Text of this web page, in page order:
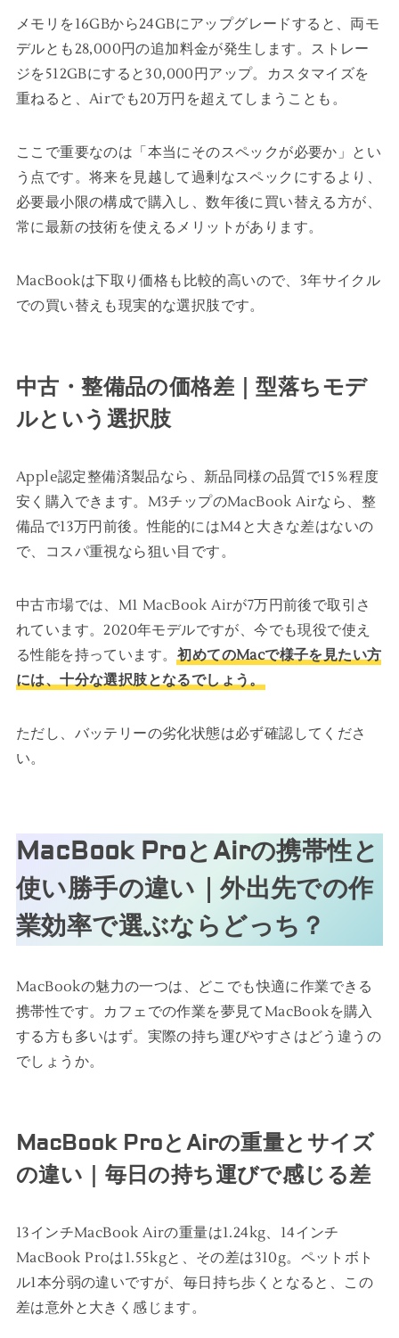
メモリを16GBから24GBにアップグレードすると、両モ
デルとも28,000円の追加料金が発生します。ストレー
ジを512GBにすると30,000円アップ。カスタマイズを
重ねると、Airでも20万円を超えてしまうことも。
ここで重要なのは「本当にそのスペックが必要か」とい
う点です。将来を見越して過剰なスペックにするより、
必要最小限の構成で購入し、数年後に買い替える方が、
常に最新の技術を使えるメリットがあります。
MacBookは下取り価格も比較的高いので、3年サイクル
での買い替えも現実的な選択肢です。
中古・整備品の価格差｜型落ちモデ
ルという選択肢
Apple認定整備済製品なら、新品同様の品質で15％程度
安く購入できます。M3チップのMacBook Airなら、整
備品で13万円前後。性能的にはM4と大きな差はないの
で、コスパ重視なら狙い目です。
中古市場では、M1 MacBook Airが7万円前後で取引さ
れています。2020年モデルですが、今でも現役で使え
る性能を持っています。初めてのMacで様子を見たい方
には、十分な選択肢となるでしょう。
ただし、バッテリーの劣化状態は必ず確認してくださ
い。
MacBook ProとAirの携帯性と
使い勝手の違い｜外出先での作
業効率で選ぶならどっち？
MacBookの魅力の一つは、どこでも快適に作業できる
携帯性です。カフェでの作業を夢見てMacBookを購入
する方も多いはず。実際の持ち運びやすさはどう違うの
でしょうか。
MacBook ProとAirの重量とサイズ
の違い｜毎日の持ち運びで感じる差
13インチMacBook Airの重量は1.24kg、14インチ
MacBook Proは1.55kgと、その差は310g。ペットボト
ル1本分弱の違いですが、毎日持ち歩くとなると、この
差は意外と大きく感じます。